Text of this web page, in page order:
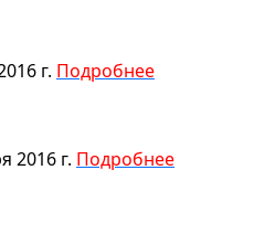
г. Подробнее
2016 г. Подробнее